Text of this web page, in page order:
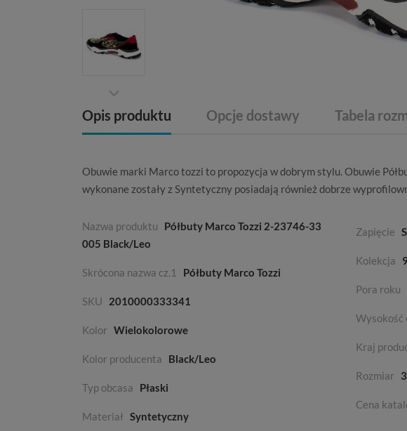
Opis produktu Opcje dostawy Tabela
Obuwie marki Marco tozzi to propozycja w dobrym stylu. Obuwie
wykonane zostały zSyntetyczny posiadają również dobrze
Nazwa produktu
Półbuty Marco Tozzi 2-23746-33
005 Black/Leo
Skrócona nazwa cz.1 Półbuty Marco Tozzi
SKU 2010000333341
Kolor Wielokolorowe
Kolor producenta Black/Leo
Typ obcasa Płaski
Materiał Syntetyczny
Zapięcie
Kolekcja
Pora roku
Wysokość
Kraj
Rozmiar
Cena